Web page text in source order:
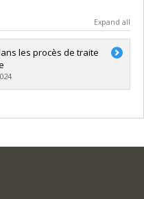
Expand all
les procès de traite